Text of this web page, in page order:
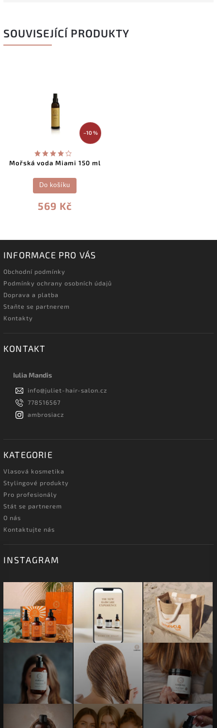
SOUVISEJÍCÍ PRODUKTY
–10 %
Mořská voda Miami 150 ml
569 Kč
Do košíku
INFORMACE PRO VÁS
Obchodní podmínky
Podmínky ochrany osobních údajů
Doprava a platba
Staňte se partnerem
Kontakty
KONTAKT
Iulia Mandis
info@juliet-hair-salon.cz
778516567
ambrosiacz
KATEGORIE
Vlasová kosmetika
Stylingové produkty
Pro profesionály
Stát se partnerem
O nás
Kontaktujte nás
INSTAGRAM